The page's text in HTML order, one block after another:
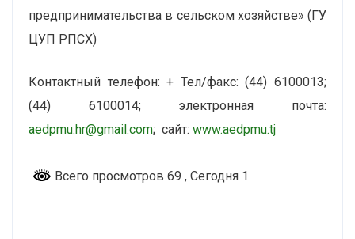
предпринимательства в сельском хозяйстве» (ГУ
ЦУП РПСХ)
Контактный телефон: + Тел/факс: (44) 6100013;
(44) 6100014; электронная почта:
aedpmu.hr@gmail.com; сайт: www.aedpmu.tj
Всего просмотров 69 , Сегодня 1